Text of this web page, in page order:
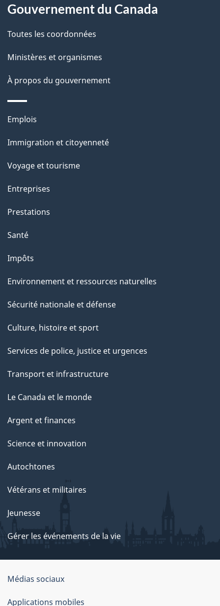
p
a
g
e
Gouvernement du Canada
Toutes les coordonnées
Ministères et organismes
À propos du gouvernement
Thèmes
sujets
Emplois
Immigration et citoyenneté
Voyage et tourisme
Entreprises
Prestations
Santé
Impôts
Environnement et ressources naturelles
Sécurité nationale et défense
Culture, histoire et sport
Services de police, justice et urgences
Transport et infrastructure
Le Canada et le monde
Argent et finances
Science et innovation
Autochtones
Vétérans et militaires
Jeunesse
Gérer les événements de la vie
Organisation
du
Médias sociaux
Applications mobiles